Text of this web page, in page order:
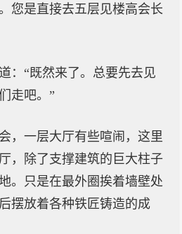
您是直接去五层见楼高会长
：“既然来了。总要先去见
走吧。”
，一层大厅有些喧闹，这里
，除了支撑建筑的巨大柱子
。只是在最外圈挨着墙壁处
摆放着各种铁匠铸造的成